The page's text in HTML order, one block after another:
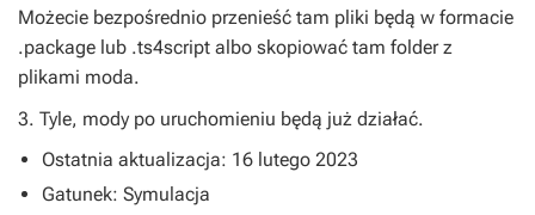
Możecie bezpośrednio przenieść tam pliki będą w formacie
.package lub .ts4script albo skopiować tam folder z
plikami moda.
3. Tyle, mody po uruchomieniu będą już działać.
Ostatnia aktualizacja: 16 lutego 2023
Gatunek: Symulacja